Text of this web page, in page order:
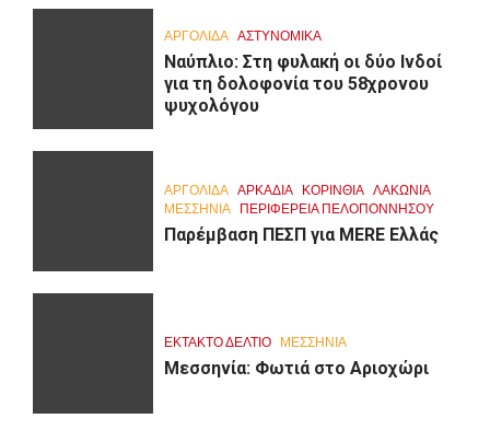
ΑΡΓΟΛΙΔΑ ΑΣΤΥΝΟΜΙΚΑ
Ναύπλιο: Στη φυλακή οι δύο Ινδοί
για τη δολοφονία του 58χρονου
ψυχολόγου
ΑΡΓΟΛΙΔΑ ΑΡΚΑΔΊΑ ΚΟΡΙΝΘΊΑ ΛΑΚΩΝΙΑ
ΜΕΣΣΗΝΙΑ ΠΕΡΙΦΈΡΕΙΑ ΠΕΛΟΠΟΝΝΉΣΟΥ
Παρέμβαση ΠΕΣΠ για MERE Ελλάς
ΕΚΤΑΚΤΟ ΔΕΛΤΙΟ ΜΕΣΣΗΝΙΑ
Μεσσηνία: Φωτιά στο Αριοχώρι